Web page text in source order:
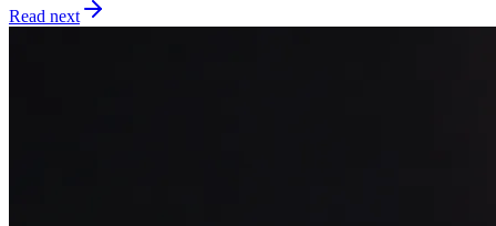
Read next